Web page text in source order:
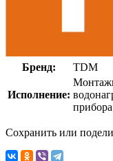
Бренд: TDM
Исполнение:
прибора
Сохранить или